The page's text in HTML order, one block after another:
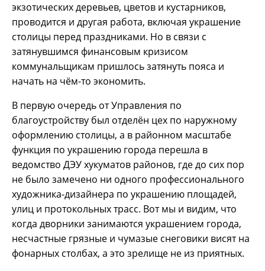
экзотических деревьев, цветов и кустарников,
проводится и другая работа, включая украшение
столицы перед праздниками. Но в связи с
затянувшимся финансовым кризисом
коммунальщикам пришлось затянуть пояса и
начать на чём-то экономить.
В первую очередь от Управления по
благоустройству был отделён цех по наружному
оформлению столицы, а в районном масштабе
функция по украшению города перешла в
ведомство ДЭУ хукуматов районов, где до сих пор
не было замечено ни одного профессионального
художника-дизайнера по украшению площадей,
улиц и протокольных трасс. Вот мы и видим, что
когда дворники занимаются украшением города,
несчастные грязные и чумазые снеговики висят на
фонарных столбах, а это зрелище не из приятных.